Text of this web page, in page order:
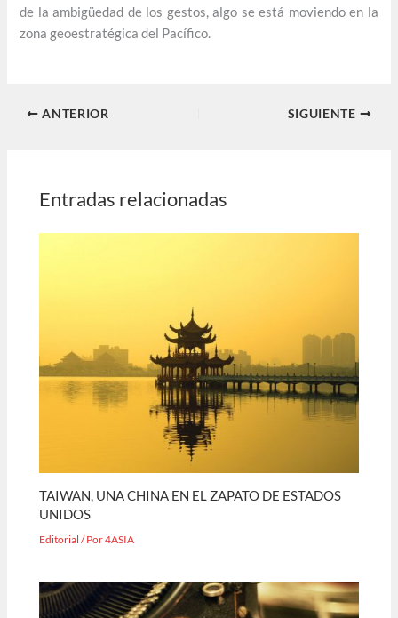
de la ambigüedad de los gestos, algo se está moviendo en la
zona geoestratégica del Pacífico.
ANTERIOR SIGUIENTE
Entradas relacionadas
TAIWAN, UNA CHINA EN EL ZAPATO DE ESTADOS
UNIDOS
Editorial / Por4ASIA